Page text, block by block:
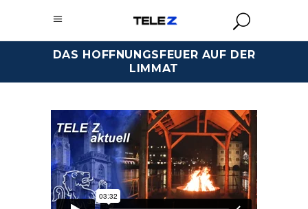
DAS HOFFNUNGSFEUER AUF DER
LIMMAT